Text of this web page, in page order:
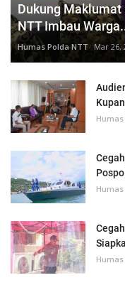
Dukung Maklumat
NTT Imbau
Humas Polda NTT Mar 26,